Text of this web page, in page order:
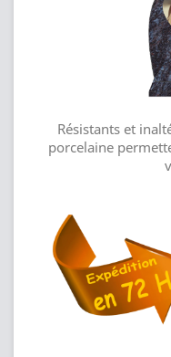
Résistants et
porcelaine